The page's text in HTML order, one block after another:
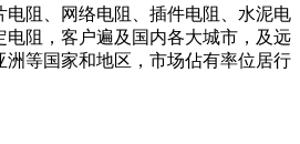
电阻、网络电阻、插件电阻、水泥电
电阻，客户遍及国内各大城市，及远
洲等国家和地区，市场佔有率位居行